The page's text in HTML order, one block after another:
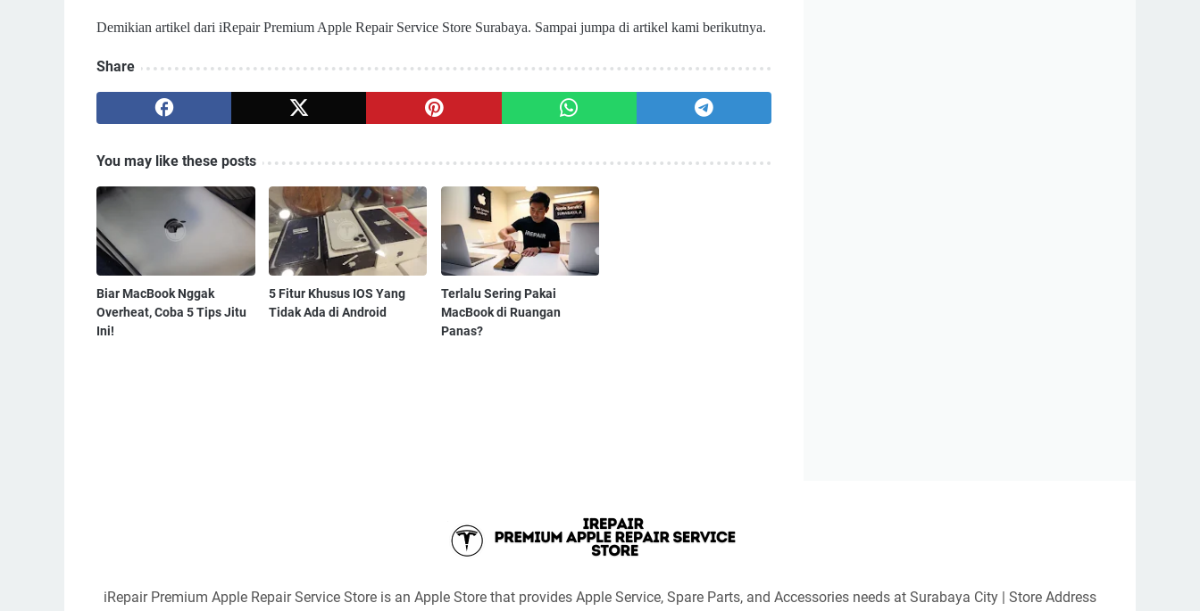
Demikian artikel dari iRepair Premium Apple Repair Service Store Surabaya. Sampai jumpa di artikel kami berikutnya.
Share
You may like these posts
Biar MacBook Nggak
Overheat, Coba 5 Tips Jitu
Ini!
5 Fitur Khusus IOS Yang
Tidak Ada di Android
Terlalu Sering Pakai
MacBook di Ruangan
Panas?
iRepair Premium Apple Repair Service Store is an Apple Store that provides Apple Service, Spare Parts, and Accessories needs at Surabaya City | Store Address